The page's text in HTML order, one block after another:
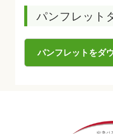
パンフレット
パンフレットをダ